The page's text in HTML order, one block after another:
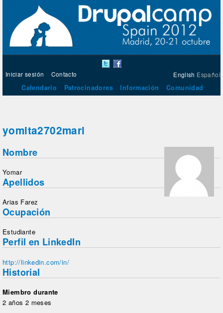
English Español
Iniciar sesión Contacto
Calendario Patrocinadores Información Comunidad
yomita2702mari
Nombre
Yomar
Apellidos
Arias Farez
Ocupación
Estudiante
Perfil en LinkedIn
http://linkedin.com/in/
Historial
Miembro durante
2 años 2 meses